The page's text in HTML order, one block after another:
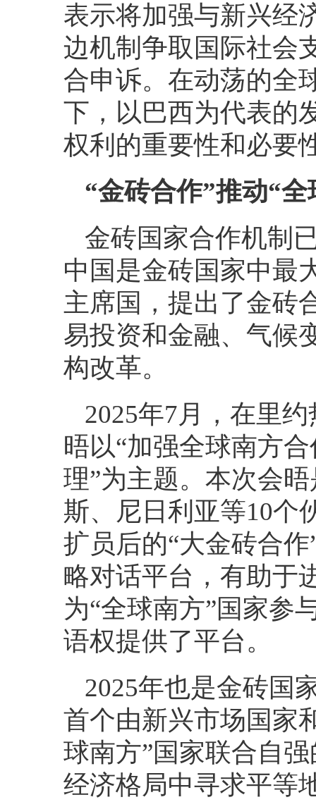
表示将加强与新兴经
边机制争取国际社会
合申诉。在动荡的全
下，以巴西为代表的
权利的重要性和必要
“金砖合作”推动“
金砖国家合作机制
中国是金砖国家中最
主席国，提出了金砖
易投资和金融、气候
构改革。
2025年7月，在里
晤以“加强全球南方
理”为主题。本次会
斯、尼日利亚等10个
扩员后的“大金砖合
略对话平台，有助于
为“全球南方”国家参
语权提供了平台。
2025年也是金砖国
首个由新兴市场国家
球南方”国家联合自
经济格局中寻求平等